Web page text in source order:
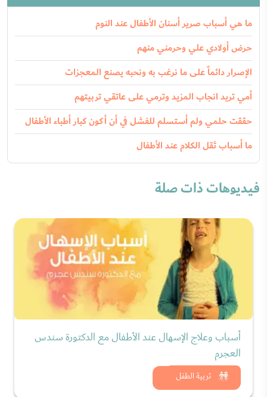
ما هي أسباب صرير أسنان الأطفال عند النوم
حرض أولادي علي وحرمني منهم
الإصرار دائماً على ما نرغب به ونحبه يصنع المعجزات
أمي تريد انجاب المزيد وترمي على عاتقي تربيتهم
حققت حلمي ولم أستسلم للفشل في أن أكون كبار أطباء الأطفال
ما أسباب ثقل الكلام عند الأطفال
فيديوهات ذات صلة
تربية الطفل
أسباب وعلاج الإسهال عند الأطفال مع الدكتورة سندس
العجرم
شاهد الان